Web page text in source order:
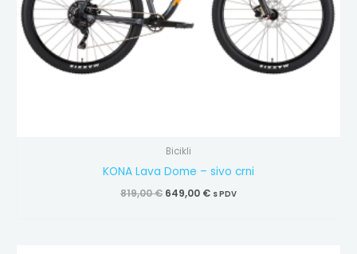
Bicikli
KONA Lava Dome – sivo crni
819,00€ 649,00 € s PDV